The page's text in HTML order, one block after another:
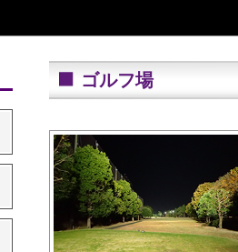
ゴルフ場